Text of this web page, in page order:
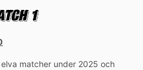
matcher under 2025 och